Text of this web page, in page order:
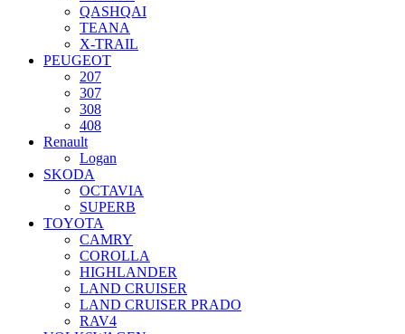
QASHQAI
TEANA
X-TRAIL
PEUGEOT
207
307
308
408
Renault
Logan
SKODA
OCTAVIA
SUPERB
TOYOTA
CAMRY
COROLLA
HIGHLANDER
LAND CRUISER
LAND CRUISER PRADO
RAV4